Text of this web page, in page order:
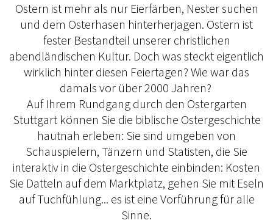
Ostern ist mehr als nur Eierfärben, Nester suchen
und dem Osterhasen hinterherjagen. Ostern ist
fester Bestandteil unserer christlichen
abendländischen Kultur. Doch was steckt eigentlich
wirklich hinter diesen Feiertagen? Wie war das
damals vor über 2000 Jahren?
Auf Ihrem Rundgang durch den Ostergarten
Stuttgart können Sie die biblische Ostergeschichte
hautnah erleben: Sie sind umgeben von
Schauspielern, Tänzern und Statisten, die Sie
interaktiv in die Ostergeschichte einbinden: Kosten
Sie Datteln auf dem Marktplatz, gehen Sie mit Eseln
auf Tuchfühlung... es ist eine Vorführung für alle
Sinne.